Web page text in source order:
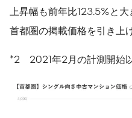
上昇幅も前年比123.5%と
首都圏の掲載価格を引き上
*2 2021年2月の計測開始